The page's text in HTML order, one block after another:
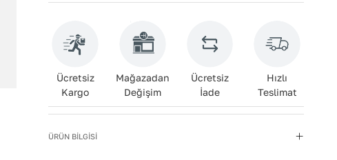
Ücretsiz
Kargo
Mağazadan
Değişim
Ücretsiz
İade
Hızlı
Teslimat
ÜRÜN BİLGİSİ